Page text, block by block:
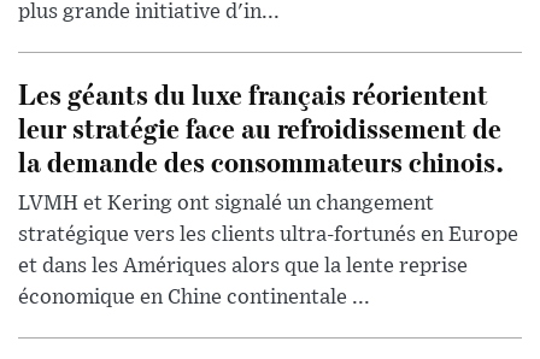
plus grande initiative d'in...
Les géants du luxe français réorientent
leur stratégie face au refroidissement de
la demande des consommateurs chinois.
LVMH et Kering ont signalé un changement
stratégique vers les clients ultra-fortunés en Europe
et dans les Amériques alors que la lente reprise
économique en Chine continentale ...